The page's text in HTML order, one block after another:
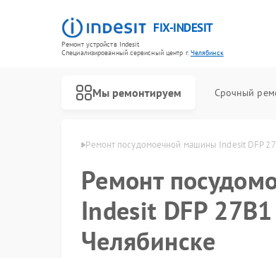
FIX-INDESIT
Ремонт устройств Indesit
Специализированный cервисный центр г.Челябинск
Мы ремонтируем Срочный
в Челябинске Ремонт посудомоечной машины Indesit DFP
Ремонт
Indesit DFP 27B1
Челябинске